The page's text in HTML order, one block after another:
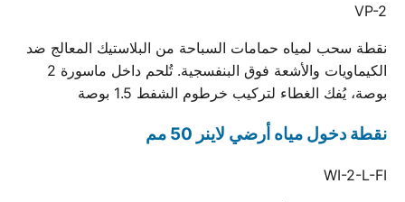
VP-2
نقطة سحب لمياه حمامات السباحة من البلاستيك المعالج ضد
الكيماويات والأشعة فوق البنفسجية. تُلحم داخل ماسورة 2
بوصة، يُفك الغطاء لتركيب خرطوم الشفط 1.5 بوصة
نقطة دخول مياه أرضي لاينر 50 مم
WI-2-L-FI